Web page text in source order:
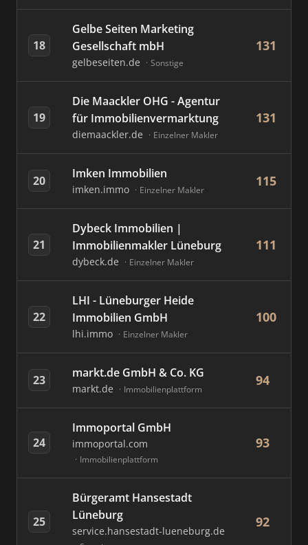
18
Gelbe Seiten Marketing
Gesellschaft mbH
gelbeseiten.de Sonstige
131
19
Die Maackler OHG - Agentur
für Immobilienvermarktung
diemaackler.de Einzelner Makler
131
20 Imken Immobilien
imken.immo Einzelner Makler
115
21
Dybeck Immobilien |
Immobilienmakler Lüneburg
dybeck.de Einzelner Makler
111
22
LHI - Lüneburger Heide
Immobilien GmbH
lhi.immo Einzelner Makler
100
23 markt.de GmbH & Co. KG
markt.de Immobilienplattform
94
24
Immoportal GmbH
immoportal.com
Immobilienplattform
93
25
Bürgeramt Hansestadt
Lüneburg
service.hansestadt-lueneburg.de
92